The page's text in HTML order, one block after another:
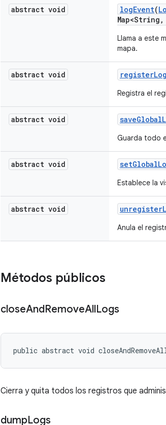
abstract void logEvent(
Map<String ,
Llama a este
mapa.
abstract void register
Registra el
abstract void saveGlobal
Guarda todo
abstract void setGlobal
Establece la
abstract void unregister
Anula el
Métodos públicos
closeAndRemoveAllLogs
public abstract void
Cierra y quita todos los registros que
dumpLogs